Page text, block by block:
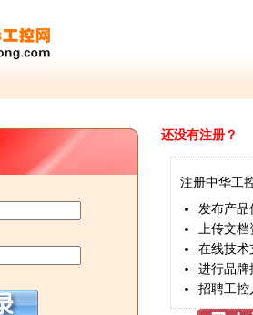
还没有注册？
注册中华工
发布产品
上传文档
在线技术
进行品牌
招聘工控